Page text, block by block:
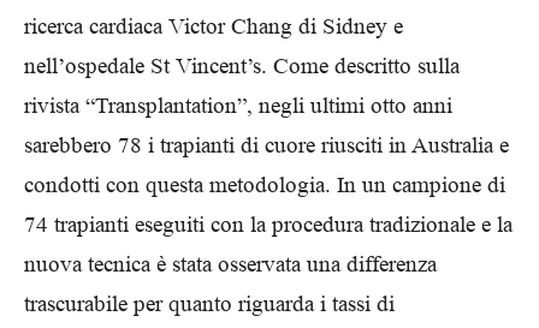
ricerca cardiaca Victor Chang di Sidney e
nell’ospedale St Vincent’s. Come descritto sulla
rivista “Transplantation”, negli ultimi otto anni
sarebbero 78 i trapianti di cuore riusciti in Australia e
condotti con questa metodologia. In un campione di
74 trapianti eseguiti con la procedura tradizionale e la
nuova tecnica è stata osservata una differenza
trascurabile per quanto riguarda i tassi di